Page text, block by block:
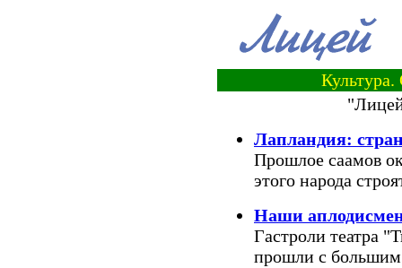
Лапландия:
Прошлое саамов
этого народа
Наши
Гастроли театра
прошли с